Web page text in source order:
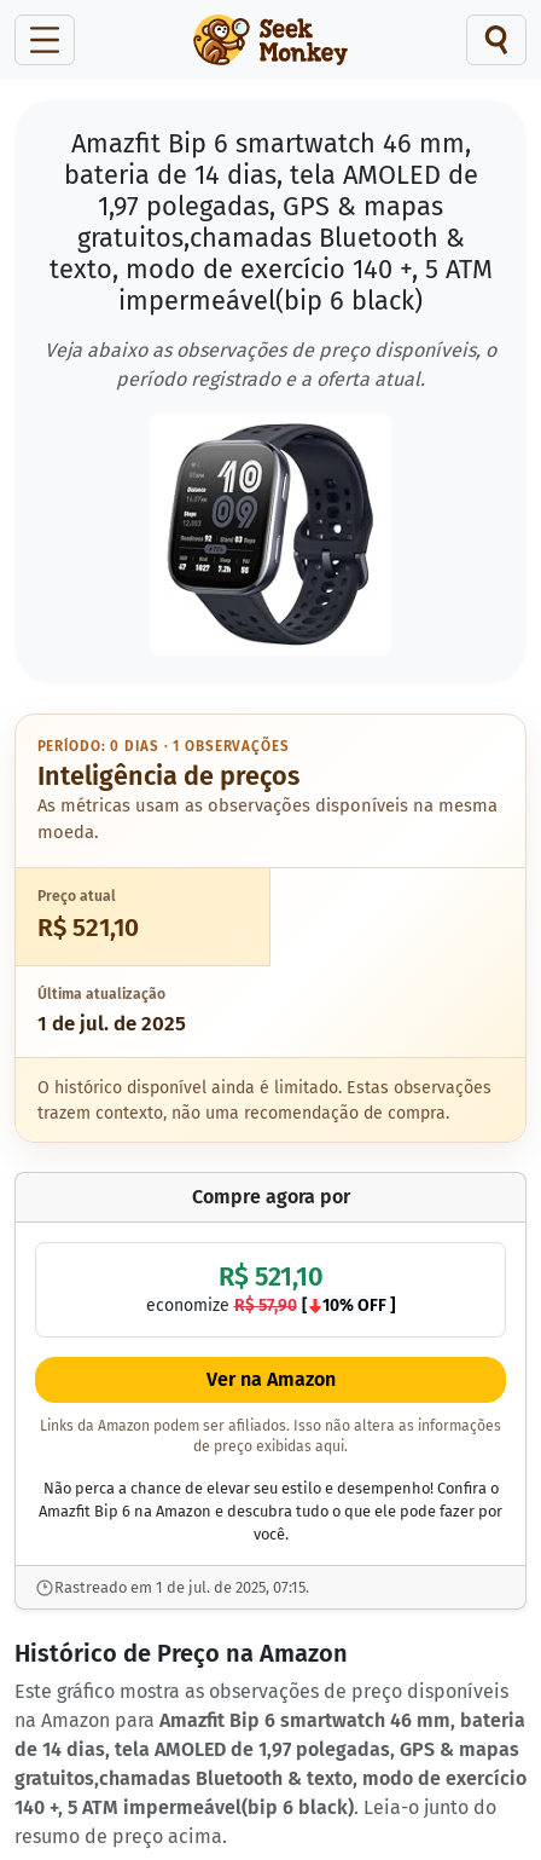
Amazfit Bip 6 smartwatch 46 mm,
bateria de 14 dias, tela AMOLED de
1,97 polegadas, GPS & mapas
gratuitos,chamadas Bluetooth &
texto, modo de exercício 140 +, 5 ATM
impermeável(bip 6 black)
Veja abaixo as observações de preço disponíveis, o
período registrado e a oferta atual.
PERÍODO: 0 DIAS · 1 OBSERVAÇÕES
Inteligência de preços
As métricas usam as observações disponíveis na mesma
moeda.
Preço atual
R$ 521,10
Última atualização
1 de jul. de 2025
O histórico disponível ainda é limitado. Estas observações
trazem contexto, não uma recomendação de compra.
Compre agora por
R$ 521,10
economizeR$ 57,90 [ 10% OFF ]
Ver na Amazon
Links da Amazon podem ser afiliados. Isso não altera as informações
de preço exibidas aqui.
Não perca a chance de elevar seu estilo e desempenho! Confira o
Amazfit Bip 6 na Amazon e descubra tudo o que ele pode fazer por
você.
Rastreado em 1 de jul. de 2025, 07:15.
Histórico de Preço na Amazon
Este gráfico mostra as observações de preço disponíveis
na Amazon para Amazfit Bip 6 smartwatch 46 mm, bateria
de 14 dias, tela AMOLED de 1,97 polegadas, GPS & mapas
gratuitos,chamadas Bluetooth & texto, modo de exercício
140 +, 5 ATM impermeável(bip 6 black). Leia-o junto do
resumo de preço acima.